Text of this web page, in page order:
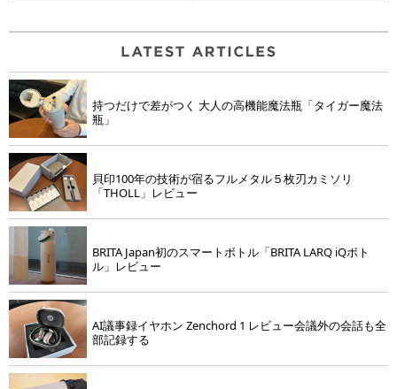
持つだけで差がつく 大人の高機能魔法瓶「タイガー魔法
瓶」
貝印100年の技術が宿るフルメタル５枚刃カミソリ
「THOLL」レビュー
BRITA Japan初のスマートボトル「BRITA LARQ iQボト
ル」レビュー
AI議事録イヤホン Zenchord 1 レビュー会議外の会話も全
部記録する